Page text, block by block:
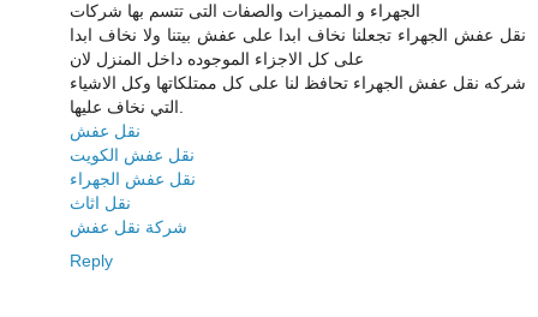
الجهراء و المميزات والصفات التى تتسم بها شركات
نقل عفش الجهراء تجعلنا نخاف ابدا على عفش بيتنا ولا نخاف ابدا
على كل الاجزاء الموجوده داخل المنزل لان
شركه نقل عفش الجهراء تحافظ لنا على كل ممتلكاتها وكل الاشياء
نقل عفش
نقل عفش الكويت
نقل عفش الجهراء
نقل اثاث
شركة نقل عفش
Reply